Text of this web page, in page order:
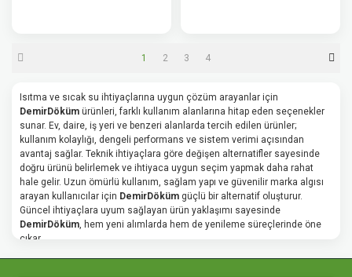
1 2 3 4
Isıtma ve sıcak su ihtiyaçlarına uygun çözüm arayanlar için
DemirDöküm ürünleri, farklı kullanım alanlarına hitap eden seçenekler
sunar. Ev, daire, iş yeri ve benzeri alanlarda tercih edilen ürünler;
kullanım kolaylığı, dengeli performans ve sistem verimi açısından
avantaj sağlar. Teknik ihtiyaçlara göre değişen alternatifler sayesinde
doğru ürünü belirlemek ve ihtiyaca uygun seçim yapmak daha rahat
hale gelir. Uzun ömürlü kullanım, sağlam yapı ve güvenilir marka algısı
arayan kullanıcılar için DemirDöküm güçlü bir alternatif oluşturur.
Güncel ihtiyaçlara uyum sağlayan ürün yaklaşımı sayesinde
DemirDöküm, hem yeni alımlarda hem de yenileme süreçlerinde öne
çıkar.